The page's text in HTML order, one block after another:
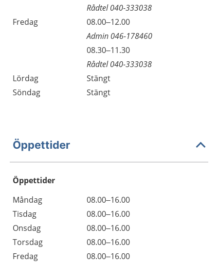
Rådtel 040-333038
Fredag
08.00–12.00
Admin 046-178460
08.30–11.30
Rådtel 040-333038
Lördag
Stängt
Söndag
Stängt
Öppettider
Öppettider
Dag
Öppettider
Kommentarer
Måndag
08.00–16.00
Tisdag
08.00–16.00
Onsdag
08.00–16.00
Torsdag
08.00–16.00
Fredag
08.00–16.00